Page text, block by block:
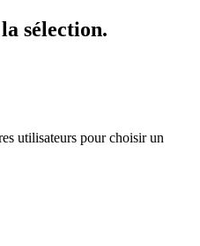
sélection.
utilisateurs pour choisir un